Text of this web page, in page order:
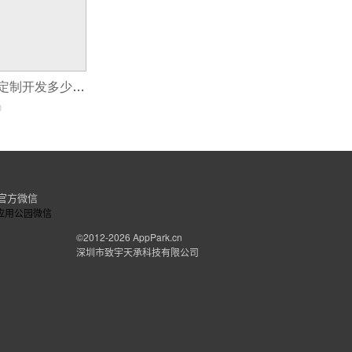
房屋租赁小程序定制开发多少钱？
方微信
©2012-2026 AppPark.cn
深圳市致宇天承科技有限公司